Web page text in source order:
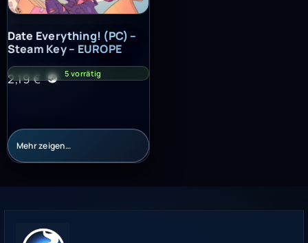
Date Everything! (PC) – Steam Key – EUROPE
Date Everything! (PC) –
Steam Key – EUROPE
2,19€ 5 vorrätig
Mehr zeigen…